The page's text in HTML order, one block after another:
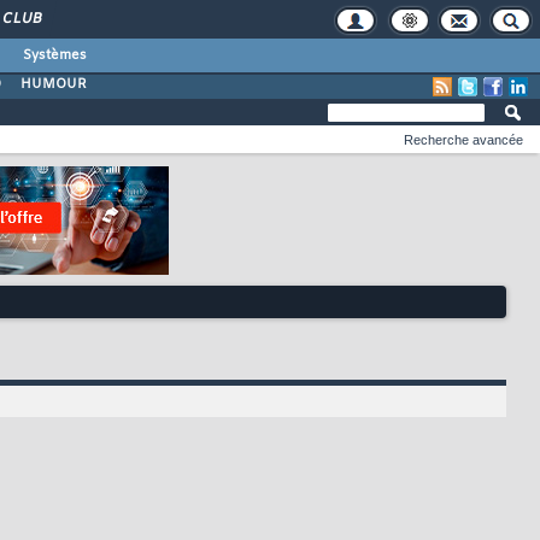
CLUB
Systèmes
HUMOUR
Recherche avancée